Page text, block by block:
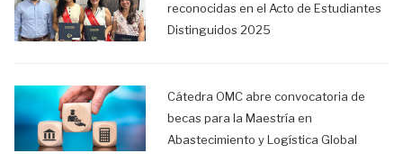
reconocidas en el Acto de Estudiantes
Distinguidos 2025
Cátedra OMC abre convocatoria de
becas para la Maestría en
Abastecimiento y Logística Global